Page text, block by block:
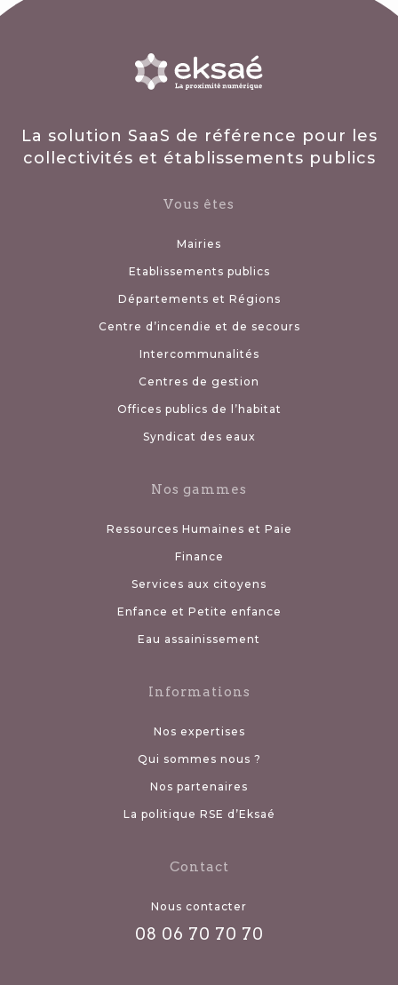
La solution SaaS de référence pour les
collectivités et établissements publics
Vous êtes
Mairies
Etablissements publics
Départements et Régions
Centre d’incendie et de secours
Intercommunalités
Centres de gestion
Offices publics de l’habitat
Syndicat des eaux
Nos gammes
Ressources Humaines et Paie
Finance
Services aux citoyens
Enfance et Petite enfance
Eau assainissement
Informations
Nos expertises
Qui sommes nous ?
Nos partenaires
La politique RSE d’Eksaé
Contact
Nous contacter
08 06 70 70 70